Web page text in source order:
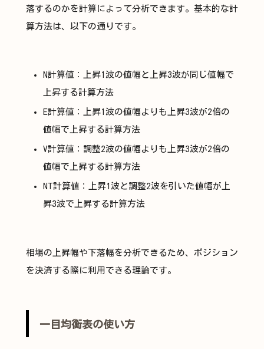
落するのかを計算によって分析できます。基本的な計
算方法は、以下の通りです。
N計算値：上昇1波の値幅と上昇3波が同じ値幅で
上昇する計算方法
E計算値：上昇1波の値幅よりも上昇3波が2倍の
値幅で上昇する計算方法
V計算値：調整2波の値幅よりも上昇3波が2倍の
値幅で上昇する計算方法
NT計算値：上昇1波と調整2波を引いた値幅が上
昇3波で上昇する計算方法
相場の上昇幅や下落幅を分析できるため、ポジション
を決済する際に利用できる理論です。
一目均衡表の使い方